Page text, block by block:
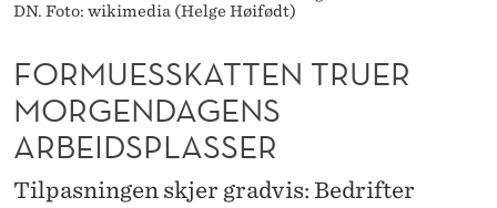
T
E
N
DN. Foto: wikimedia (Helge Høifødt)
FORMUESSKATTEN TRUER
MORGENDAGENS
ARBEIDSPLASSER
Tilpasningen skjer gradvis: Bedrifter